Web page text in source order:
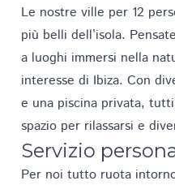
Le nostre ville per 12
più belli dell’isola.
a luoghi immersi nella
interesse di Ibiza. Con
e una piscina privata,
spazio per rilassarsi e
Servizio
Per noi tutto ruota